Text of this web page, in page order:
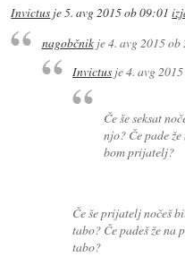
Invictus je5. avg 2015 ob 09:01
nagobčnikje4. avg 2015 ob
Invictus je4. avg
Če še seksat
njo? Če pade
bom prijatelj?
Če še prijatelj nočeš
tabo? Če padeš že na
tabo?